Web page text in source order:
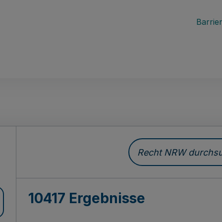
Recht NRW
10417 Ergebnisse